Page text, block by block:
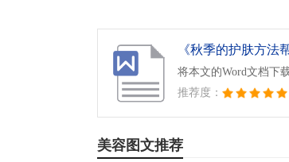
《秋季的护肤方法
将本文的Word文档下
推荐度：
美容图文推荐